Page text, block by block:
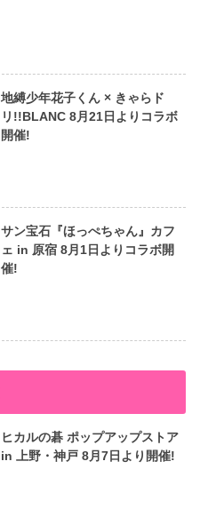
地縛少年花子くん × きゃらド
リ!!BLANC 8月21日よりコラボ
開催!
サン宝石『ほっぺちゃん』カフ
ェ in 原宿 8月1日よりコラボ開
催!
ヒカルの碁 ポップアップストア
in 上野・神戸 8月7日より開催!